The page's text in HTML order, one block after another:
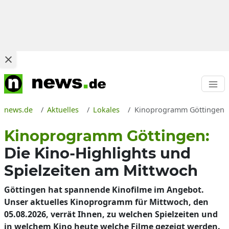
news.de Aktuelles Lokales Kinoprogramm Göttingen:
Kinoprogramm Göttingen:
Die Kino-Highlights und
Spielzeiten am Mittwoch
Göttingen hat spannende Kinofilme im Angebot.
Unser aktuelles Kinoprogramm für Mittwoch, den
05.08.2026, verrät Ihnen, zu welchen Spielzeiten und
in welchem Kino heute welche Filme gezeigt werden.